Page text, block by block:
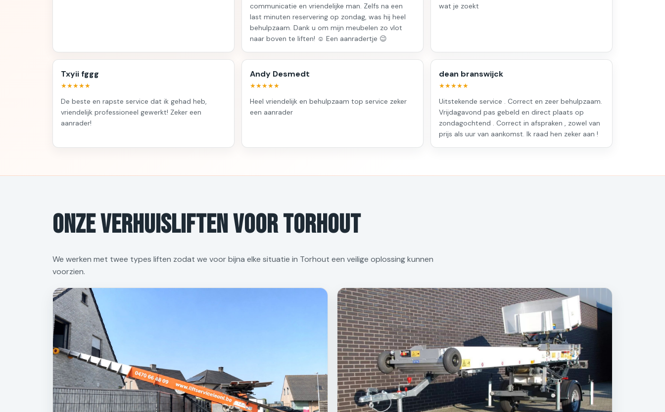
communicatie en vriendelijke man. Zelfs na een
last minuten reservering op zondag, was hij heel
behulpzaam. Dank u om mijn meubelen zo vlot
naar boven te liften! ☺️ Een aanradertje 😉
wat je zoekt
Txyii fggg
★★★★★
De beste en rapste service dat ik gehad heb,
vriendelijk professioneel gewerkt! Zeker een
aanrader!
Andy Desmedt
★★★★★
Heel vriendelijk en behulpzaam top service zeker
een aanrader
dean branswijck
★★★★★
Uitstekende service . Correct en zeer behulpzaam.
Vrijdagavond pas gebeld en direct plaats op
zondagochtend . Correct in afspraken , zowel van
prijs als uur van aankomst. Ik raad hen zeker aan !
Onze verhuisliften voor Torhout
We werken met twee types liften zodat we voor bijna elke situatie in Torhout een veilige oplossing kunnen
voorzien.